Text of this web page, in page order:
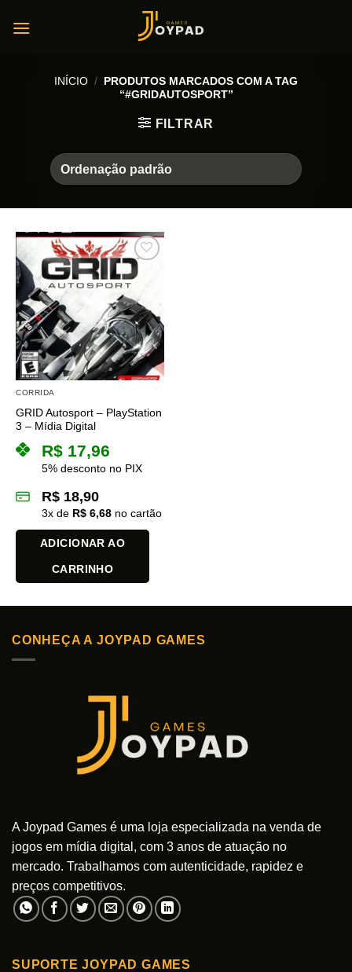
INÍCIO / PRODUTOS MARCADOS COM A TAG
“#GRIDAUTOSPORT”
FILTRAR
CORRIDA
GRID Autosport – PlayStation
3 – Mídia Digital
R$ 17,96
5% desconto no PIX
R$ 18,90
3x de R$ 6,68 no cartão
ADICIONAR AO
CARRINHO
CONHEÇA A JOYPAD GAMES
A Joypad Games é uma loja especializada na venda de
jogos em mídia digital, com 3 anos de atuação no
mercado. Trabalhamos com autenticidade, rapidez e
preços competitivos.
SUPORTE JOYPAD GAMES